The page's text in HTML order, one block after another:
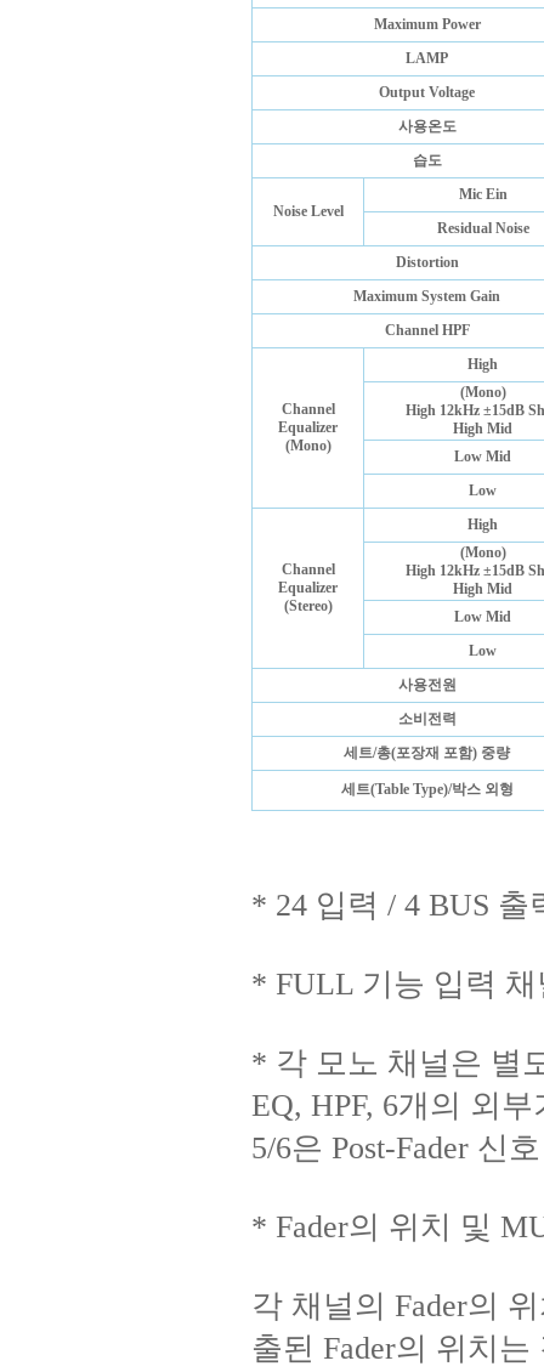
Maximum Power
LAMP
Output Voltage
사용온도
습도
Noise Level
Mic Ein
Residual Noise
Distortion
Maximum System Gain
Channel HPF
Channel
Equalizer
(Mono)
High
(Mono)
High 12kHz ±15dB
High Mid
Low Mid
Low
Channel
Equalizer
(Stereo)
High
(Mono)
High 12kHz ±15dB
High Mid
Low Mid
Low
사용전원
소비전력
세트/총(포장재 포함) 중량
세트(Table Type)/박스 외형
* 24 입력 / 4 BUS 출
* FULL 기능 입력 채
* 각 모노 채널은 별
EQ, HPF, 6개의 외
5/6은 Post-Fader 신
* Fader의 위치 및
각 채널의 Fader의
출된 Fader의 위치